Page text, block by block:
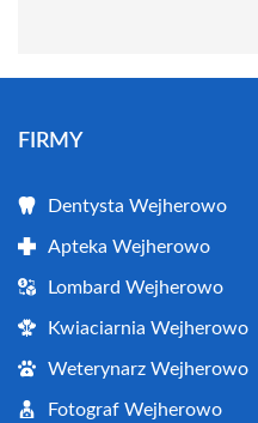
FIRMY
Dentysta Wejherowo
Apteka Wejherowo
Lombard Wejherowo
Kwiaciarnia Wejherowo
Weterynarz Wejherowo
Fotograf Wejherowo